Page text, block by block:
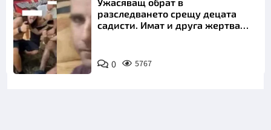
разследването срещу децата
садисти. Имат и друга жертва
0 5767